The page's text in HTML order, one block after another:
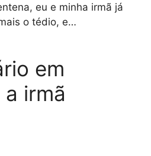
eu e minha irmã já
o tédio, e…
em
a irmã